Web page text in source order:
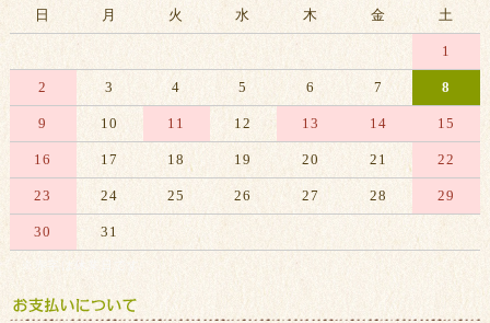
日
月 火 水 木 金 土
1
2 3 4 5 6 7 8
9 10 11 12 13 14 15
16 17 18 19 20 21 22
23 24 25 26 27 28 29
30 31
※赤字は休業日です